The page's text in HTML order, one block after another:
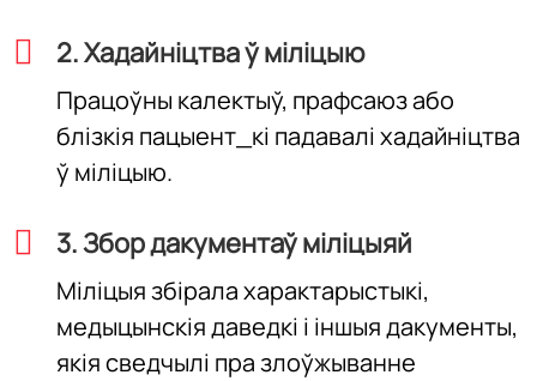
2. Хадайніцтва ў міліцыю
Працоўны калектыў, прафсаюз або
блізкія пацыент_кі падавалі хадайніцтва
ў міліцыю.
3. Збор дакументаў міліцыяй
Міліцыя збірала характарыстыкі,
медыцынскія даведкі і іншыя дакументы,
якія сведчылі пра злоўжыванне